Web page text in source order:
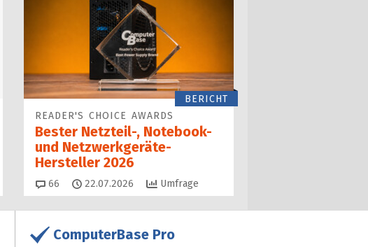
BERICHT
READER'S CHOICE AWARDS
Bester Netzteil-, Notebook-
und Netzwerkgeräte-
Hersteller 2026
66 Kommentare
22.07.2026 Umfrage
ComputerBase Pro